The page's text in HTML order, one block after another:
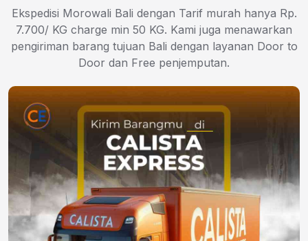
Ekspedisi Morowali Bali dengan Tarif murah hanya Rp.
7.700/ KG charge min 50 KG. Kami juga menawarkan
pengiriman barang tujuan Bali dengan layanan Door to
Door dan Free penjemputan.